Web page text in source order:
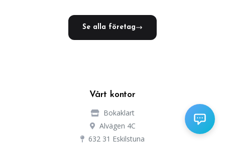
Se alla företag
Vårt kontor
Bokaklart
Alvägen 4C
632 31 Eskilstuna